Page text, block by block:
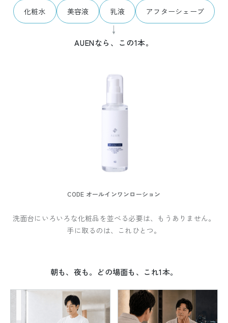
化粧水 美容液 乳液 アフターシェーブ
↓
AUENなら、この1本。
CODE オールインワンローション
洗面台にいろいろな化粧品を並べる必要は、もうありません。
手に取るのは、これひとつ。
朝も、夜も。どの場面も、これ1本。